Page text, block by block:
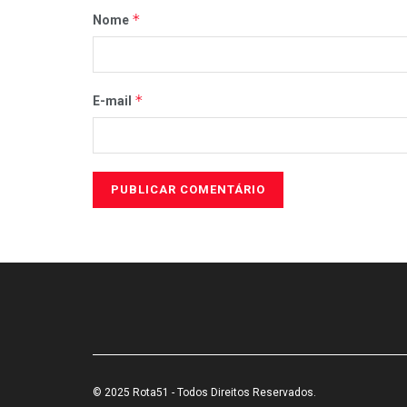
Nome *
E-mail *
© 2025 Rota51 - Todos Direitos Reservados.